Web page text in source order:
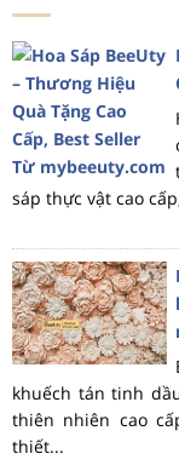
sáp thực vật cao
khuếch tán tinh
thiên nhiên cao
thiết...